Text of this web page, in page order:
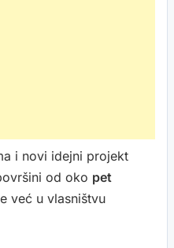
i novi idejni projekt
od oko pet
već u vlasništvu